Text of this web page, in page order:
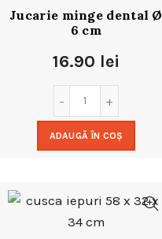
Jucarie minge dental Ø
6 cm
16.90 lei
ADAUGĂ ÎN COȘ